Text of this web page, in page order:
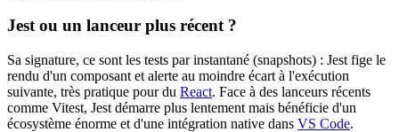
Jest ou un lanceur plus récent ?
Sa signature, ce sont les tests par instantané (snapshots) : Jest fige le
rendu d'un composant et alerte au moindre écart à l'exécution
suivante, très pratique pour du React. Face à des lanceurs récents
comme Vitest, Jest démarre plus lentement mais bénéficie d'un
écosystème énorme et d'une intégration native dans VS Code.